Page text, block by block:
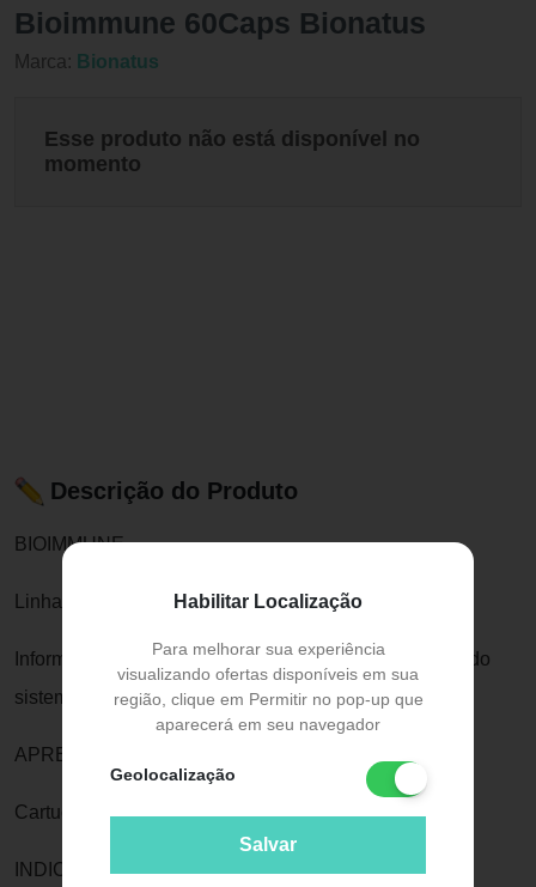
Habilitar Localização
Para melhorar sua experiência
visualizando ofertas disponíveis em sua
região, clique em Permitir no pop-up que
aparecerá em seu navegador
Geolocalização
Salvar
Bioimmune 60Caps Bionatus
Marca: Bionatus
Esse produto não está disponível no
momento
Descrição do Produto
BIOIMMUNE
Linha Bionatus
Informação técnica do produto: Age no fortalecimento do
sistema imunológico.
APRESENTAÇÃO
Cartucho com 60 Cápsulas.
INDICAÇÕES